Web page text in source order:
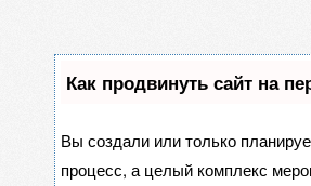
Как продвинуть сайт на
Вы создали или только
процесс, а целый комплекс